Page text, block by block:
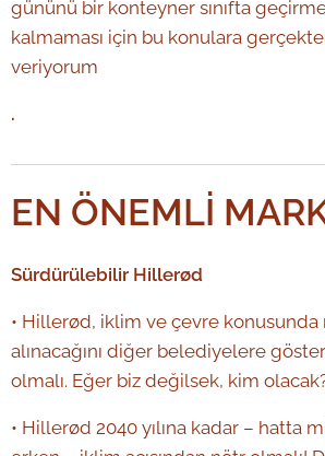
gününü bir konteyner sınıfta
kalmaması için bu konulara
veriyorum
.
EN ÖNEMLİ
Sürdürülebilir Hillerød
• Hillerød, iklim ve çevre konusunda
alınacağını diğer belediyelere
olmalı. Eğer biz değilsek, kim
• Hillerød 2040 yılına kadar – hatta